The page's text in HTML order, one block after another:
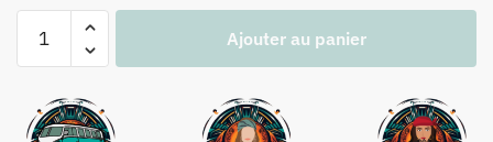
Bohème
Blanche
Ajouter au panier